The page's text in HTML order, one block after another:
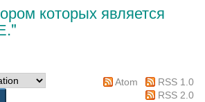
которых является
"
Atom
RSS 1.0
RSS 2.0